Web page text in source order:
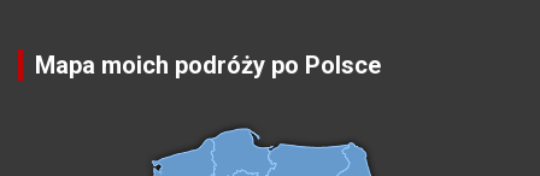
Mapa moich podróży po Polsce